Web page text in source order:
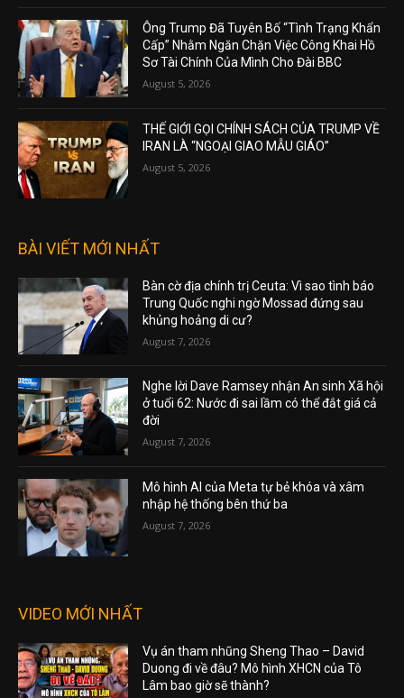
Ông Trump Đã Tuyên Bố “Tình Trạng Khẩn
Cấp” Nhằm Ngăn Chặn Việc Công Khai Hồ
Sơ Tài Chính Của Mình Cho Đài BBC
August 5, 2026
THẾ GIỚI GỌI CHÍNH SÁCH CỦA TRUMP VỀ
IRAN LÀ “NGOẠI GIAO MẪU GIÁO”
August 5, 2026
BÀI VIẾT MỚI NHẤT
Bàn cờ địa chính trị Ceuta: Vì sao tình báo
Trung Quốc nghi ngờ Mossad đứng sau
khủng hoảng di cư?
August 7, 2026
Nghe lời Dave Ramsey nhận An sinh Xã hội
ở tuổi 62: Nước đi sai lầm có thể đắt giá cả
đời
August 7, 2026
Mô hình AI của Meta tự bẻ khóa và xâm
nhập hệ thống bên thứ ba
August 7, 2026
VIDEO MỚI NHẤT
Vụ án tham nhũng Sheng Thao – David
Duong đi về đâu? Mô hình XHCN của Tô
Lâm bao giờ sẽ thành?